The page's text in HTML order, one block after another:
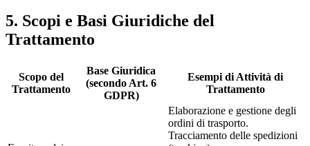
5. Scopi e Basi Giuridiche del
Trattamento
Scopo del
Trattamento
Base Giuridica
(secondo Art. 6
GDPR)
Esempi di Attività di
Trattamento
Elaborazione e gestione degli
ordini di trasporto.
Tracciamento delle spedizioni